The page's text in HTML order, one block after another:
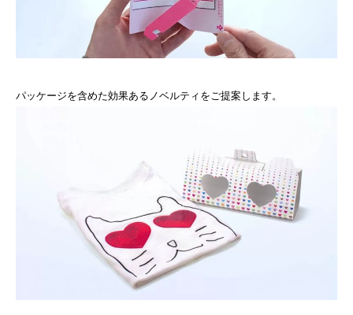
パッケージを含めた効果あるノベルティをご提案します。